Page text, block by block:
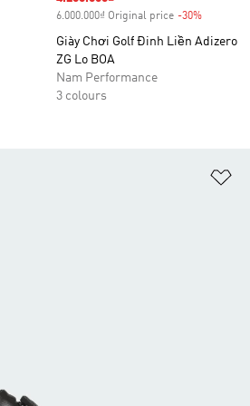
6.000.000₫ Original price -30%
Giày Chơi Golf Đinh Liền Adizero
ZG Lo BOA
Nam Performance
3 colours